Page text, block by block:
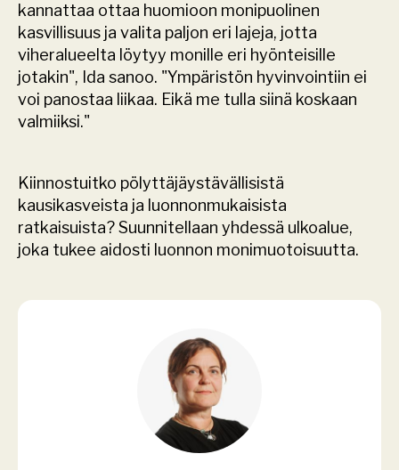
kannattaa ottaa huomioon monipuolinen
kasvillisuus ja valita paljon eri lajeja, jotta
viheralueelta löytyy monille eri hyönteisille
jotakin", Ida sanoo. "Ympäristön hyvinvointiin ei
voi panostaa liikaa. Eikä me tulla siinä koskaan
valmiiksi."
Kiinnostuitko pölyttäjäystävällisistä
kausikasveista ja luonnonmukaisista
ratkaisuista? Suunnitellaan yhdessä ulkoalue,
joka tukee aidosti luonnon monimuotoisuutta.